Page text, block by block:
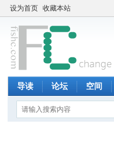
设为首页 收藏本站
导读 论坛 空间